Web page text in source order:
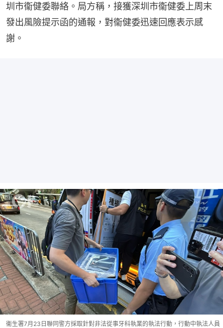
圳市衞健委聯絡。局方稱，接獲深圳市衞健委上周末
發出風險提示函的通報，對衞健委迅速回應表示感
謝。
衞生署7月23日聯同警方採取針對非法從事牙科執業的執法行動，行動中執法人員